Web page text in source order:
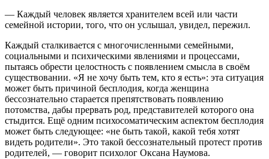
— Каждый человек является хранителем всей или части
семейной истории, того, что он услышал, увидел, пережил.
Каждый сталкивается с многочисленными семейными,
социальными и психическими явлениями и процессами,
пытаясь обрести целостность с появлением смысла в своём
существовании. «Я не хочу быть тем, кто я есть»: эта ситуация
может быть причиной бесплодия, когда женщина
бессознательно старается препятствовать появлению
потомства, дабы прервать род, представителей которого она
стыдится. Ещё одним психосоматическим аспектом бесплодия
может быть следующее: «не быть такой, какой тебя хотят
видеть родители». Это такой бессознательный протест против
родителей, — говорит психолог Оксана Наумова.